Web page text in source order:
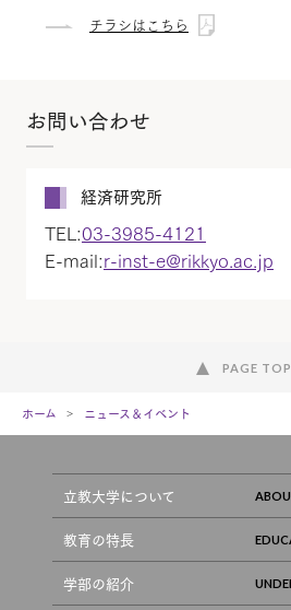
チラシはこちら
お問い合わせ
経済研究所
TEL:03-3985-4121
E-mail:r-inst-e@rikkyo.ac.jp
PAGE TOP
ホーム ニュース＆イベント
立教大学について
教育の特長
学部の紹介